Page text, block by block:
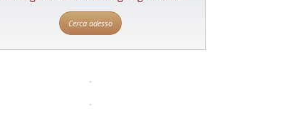
Cerca adesso